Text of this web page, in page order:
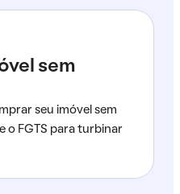
sem
seu imóvel sem
o FGTS para turbinar